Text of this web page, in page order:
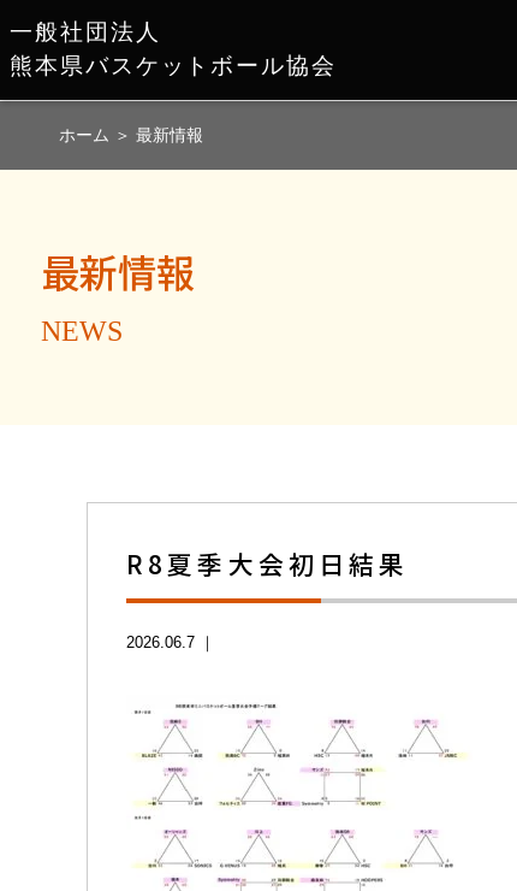
一般社団法人
熊本県バスケットボール協会
ホーム ＞ 最新情報
最新情報
NEWS
R8夏季大会初日結果
2026.06.7 ｜